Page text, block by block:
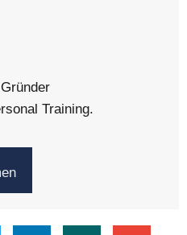
Training.